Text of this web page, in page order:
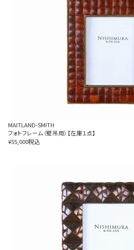
MAITLAND-SMITH
フォトフレーム（壁吊用）【在庫１点】
¥55,000税込